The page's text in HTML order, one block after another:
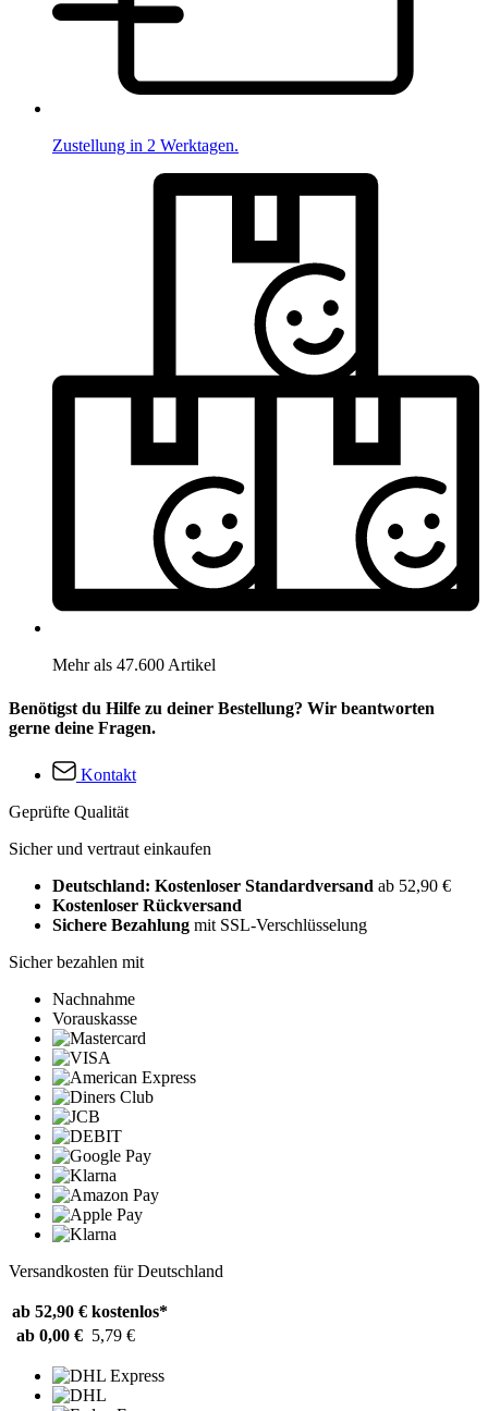
Zustellung in 2 Werktagen.
Mehr als 47.600 Artikel
Benötigst du Hilfe zu deiner Bestellung? Wir beantworten
gerne deine Fragen.
Kontakt
Geprüfte Qualität
Sicher und vertraut einkaufen
Deutschland: Kostenloser Standardversand ab 52,90 €
Kostenloser Rückversand
Sichere Bezahlung mit SSL-Verschlüsselung
Sicher bezahlen mit
Nachnahme
Vorauskasse
Versandkosten für Deutschland
ab 52,90 € kostenlos*
ab 0,00 € 5,79 €